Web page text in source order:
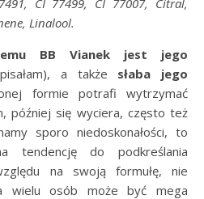
CI 77499, CI 77007, Citral,
Linalool.
BB Vianek jest jego
a także słaba jego
formie potrafi wytrzymać
później się wyciera, często też
sporo niedoskonałości, to
do podkreślania
na swoją formułę, nie
wielu osób może być mega